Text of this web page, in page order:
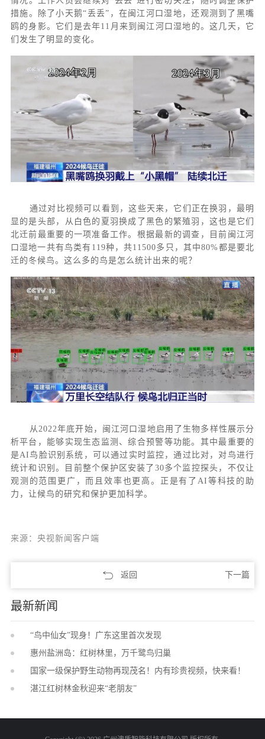
措施。除了小天鹅“丢丢”，在闽江河口湿地，还观测到了黑嘴
鸥的身影。它们是去年11月来到闽江河口湿地的。这几天，它
们发生了明显的变化。
通过对比视频可以看到，这些天来，它们正在换羽，最明
显的是头部，从白色的夏羽换成了黑色的繁殖羽，这也是它们
北迁前最重要的一项准备工作。根据最新的调查，目前闽江河
口湿地一共有鸟类有 119种，共11500多只，其中80%都是要北
迁的冬候鸟。这么多的鸟是怎么统计出来的呢？
从2022年底开始，闽江河口湿地启用了生物多样性展示分
析平台，能够实现生态监测、综合预警等功能。其中最重要的
是AI鸟脸识别系统，可以通过实时监控，通过比对，对鸟进行
统计和识别。目前整个保护区安装了30多个监控探头，不仅让
观测的范围更广，而且效率也更高。正是有了AI等科技的助
力，让候鸟的研究和保护更加科学。
来源：央视新闻客户端
返回 下一篇
最新新闻
“鸟中仙女”现身！广东这里首次发现
惠州盐洲岛：红树林里，万千鹭鸟归巢
国家一级保护野生动物再现茂名！内有珍贵视频，快来看！
湛江红树林金秋迎来“老朋友”